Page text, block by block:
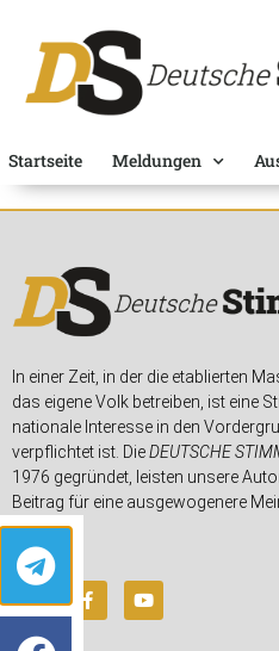
Startseite Meldungen
In einer Zeit, in der die etablierten
das eigene Volk betreiben, ist eine
nationale Interesse in den
verpflichtet ist. DieDEUTSCHE
1976 gegründet, leisten unsere
Beitrag für eine ausgewogenere